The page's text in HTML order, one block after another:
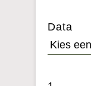
Data
Aantal